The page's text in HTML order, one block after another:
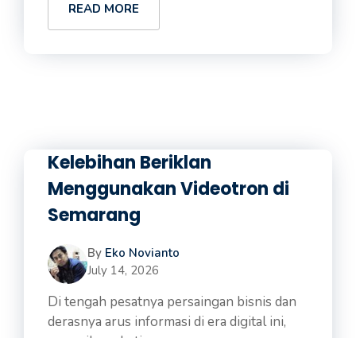
READ MORE
Kelebihan Beriklan
Menggunakan Videotron di
Semarang
By Eko Novianto
July 14, 2026
Di tengah pesatnya persaingan bisnis dan
derasnya arus informasi di era digital ini,